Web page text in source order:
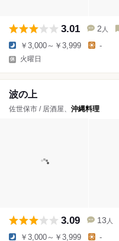
3.01 2 人
￥3,000～￥3,999 -
火曜日
波の上
佐世保市 / 居酒屋、 沖縄料理
3.09 13 人
￥3,000～￥3,999 -